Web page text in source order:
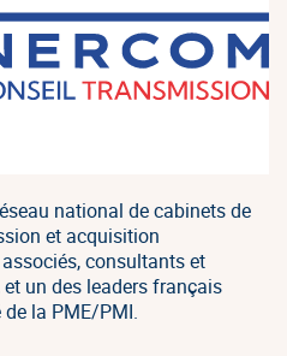
national de cabinets de
et acquisition
consultants et
un des leaders français
la PME/PMI.